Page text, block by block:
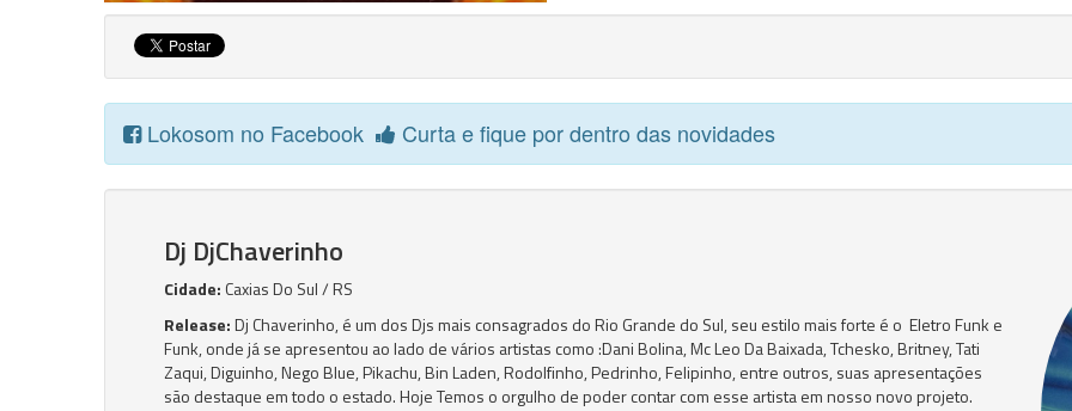
Lokosom no Facebook Curta e fique por dentro das novidades
Dj DjChaverinho
Cidade: Caxias Do Sul / RS
Release:Dj Chaverinho, é um dos Djs mais consagrados do Rio Grande do Sul, seu estilo mais forte é o Eletro Funk e
Funk, onde já se apresentou ao lado de vários artistas como :Dani Bolina, Mc Leo Da Baixada, Tchesko, Britney, Tati
Zaqui, Diguinho, Nego Blue, Pikachu, Bin Laden, Rodolfinho, Pedrinho, Felipinho, entre outros, suas apresentações
são destaque em todo o estado. Hoje Temos o orgulho de poder contar com esse artista em nosso novo projeto.